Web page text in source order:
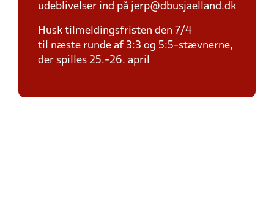
udeblivelser ind på jerp@dbusjaelland.dk
Husk tilmeldingsfristen den 7/4
til næste runde af 3:3 og 5:5-stævnerne,
der spilles 25.-26. april